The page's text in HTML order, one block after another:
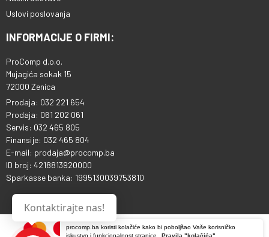
procomp.ba koristi kolačiće kako bi poboljšao Vaše korisničko
iskustvo i funkcionalnost stranice.
Pravila "kolačića"
Uslovi poslovanja
INFORMACIJE O FIRMI:
ProComp d.o.o.
Mujagića sokak 15
72000 Zenica
Prodaja: 032 221 654
Prodaja: 061 202 061
Servis: 032 465 805
Finansije: 032 465 804
E-mail: prodaja@procomp.ba
ID broj: 4218813920000
Sparkasse banka: 1995130039753810
Kontaktirajte nas!